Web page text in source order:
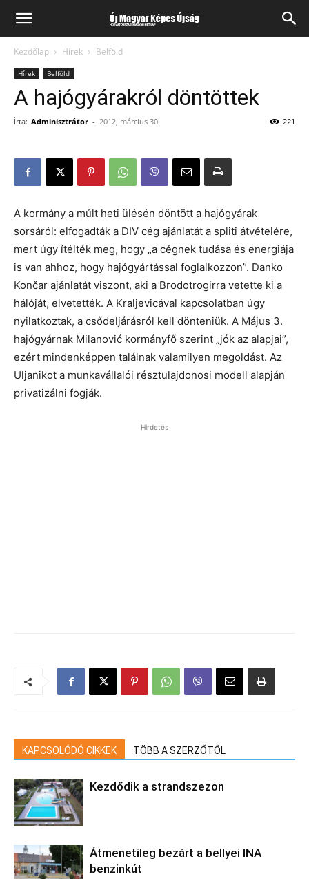
Kezdőlap Hírek Belföld
Hírek Belföld
A hajógyárakról döntöttek
Írta: Adminisztrátor - 2012, március 30. 221
A kormány a múlt heti ülésén döntött a hajógyárak
sorsáról: elfogadták a DIV cég ajánlatát a spliti átvételére,
mert úgy ítélték meg, hogy „a cégnek tudása és energiája
is van ahhoz, hogy hajógyártással foglalkozzon”. Danko
Končar ajánlatát viszont, aki a Brodotrogirra vetette ki a
hálóját, elvetették. A Kraljevicával kapcsolatban úgy
nyilatkoztak, a csődeljárásról kell dönteniük. A Május 3.
hajógyárnak Milanović kormányfő szerint „jók az alapjai”,
ezért mindenképpen találnak valamilyen megoldást. Az
Uljanikot a munkavállalói résztulajdonosi modell alapján
privatizálni fogják.
Hirdetés
KAPCSOLÓDÓ CIKKEK TÖBB A SZERZŐTŐL
Kezdődik a strandszezon
Átmenetileg bezárt a bellyei INA
benzinkút